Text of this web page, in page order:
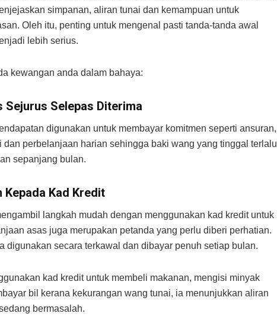
simpanan, aliran tunai dan kemampuan untuk
Oleh itu, penting untuk mengenal pasti tanda-tanda awal
lebih serius.
kewangan anda dalam bahaya:
Sejurus Selepas Diterima
digunakan untuk membayar komitmen seperti ansuran,
dan perbelanjaan harian sehingga baki wang yang tinggal terlalu
sepanjang bulan.
Kepada Kad Kredit
langkah mudah dengan menggunakan kad kredit untuk
asas juga merupakan petanda yang perlu diberi perhatian.
digunakan secara terkawal dan dibayar penuh setiap bulan.
kad kredit untuk membeli makanan, mengisi minyak
bil kerana kekurangan wang tunai, ia menunjukkan aliran
bermasalah.